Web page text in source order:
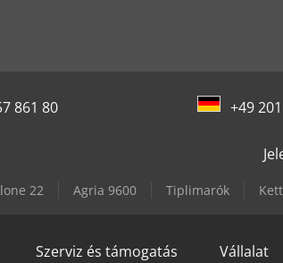
861 80 +49
22 Agria 9600 Tiplimarók
Szerviz és támogatás Vállalat